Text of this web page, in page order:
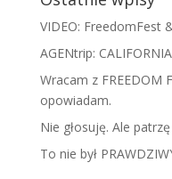
VIDEO: FreedomFest
AGENtrip:
Wracam z FREEDOM
opowiadam.
​N​ie głosuję. Ale
To nie był